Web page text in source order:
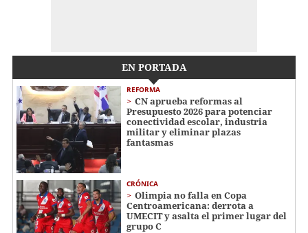
EN PORTADA
REFORMA
CN aprueba reformas al
Presupuesto 2026 para potenciar
conectividad escolar, industria
militar y eliminar plazas
fantasmas
CRÓNICA
Olimpia no falla en Copa
Centroamericana: derrota a
UMECIT y asalta el primer lugar del
grupo C